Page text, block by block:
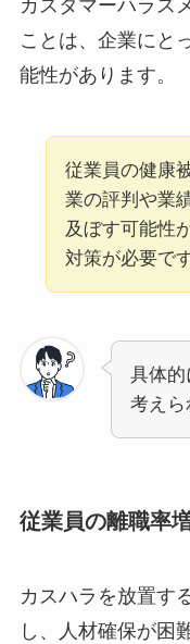
カスタマーハラス
ことは、企業にと
能性があります。
従業員の健康
業の評判や業
及ぼす可能性
対策が必要です
具体
考えら
従業員の離職率
カスハラを放置す
し、人材確保が困